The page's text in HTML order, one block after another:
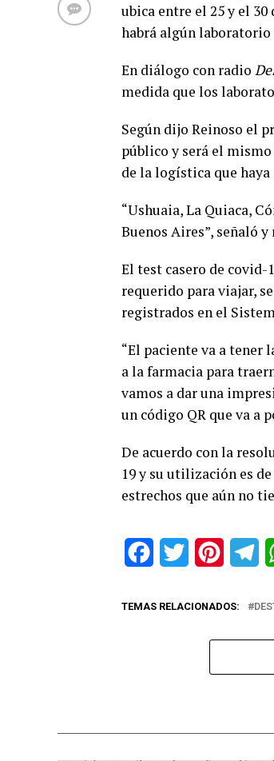
ubica entre el 25 y el
habrá algún laboratorio
En diálogo con radio
medida que los
Según dijo Reinoso el
público y será el
de la logística que haya
“Ushuaia, La Quiaca,
Buenos Aires”, señaló
El test casero de
requerido para viajar,
registrados en el
“El paciente va a tener
a la farmacia para
vamos a dar una
un código QR que va a
De acuerdo con la
19 y su utilización es
estrechos que aún no
FacebookTwitter
TEMAS RELACIONADOS: